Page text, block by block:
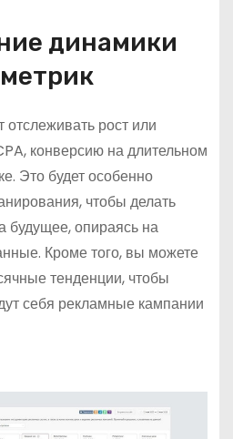
динамики
отслеживать рост или
конверсию на длительном
Это будет особенно
чтобы делать
будущее, опираясь на
Кроме того, вы можете
тенденции, чтобы
себя рекламные кампании